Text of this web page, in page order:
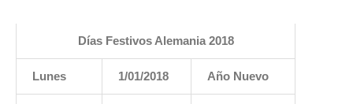
Días Festivos Alemania 2018
Lunes 1/01/2018 Año Nuevo